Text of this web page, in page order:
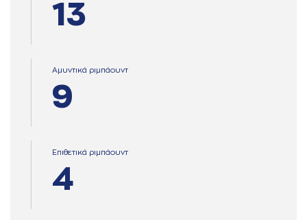
13
Αμυντικά ριμπάουντ
9
Επιθετικά ριμπάουντ
4